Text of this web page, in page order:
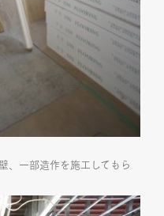
、一部造作を施工してもら